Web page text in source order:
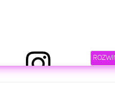
Maciej Musiał